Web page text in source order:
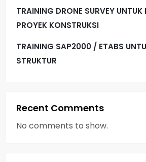
TRAINING DRONE SURVEY
PROYEK KONSTRUKSI
TRAINING SAP2000 / ETABS
STRUKTUR
Recent Comments
No comments to show.